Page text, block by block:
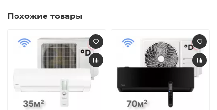
Похожие товары